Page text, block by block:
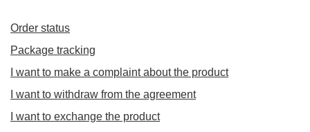
Order status
Package tracking
I want to make a complaint about the product
I want to withdraw from the agreement
I want to exchange the product